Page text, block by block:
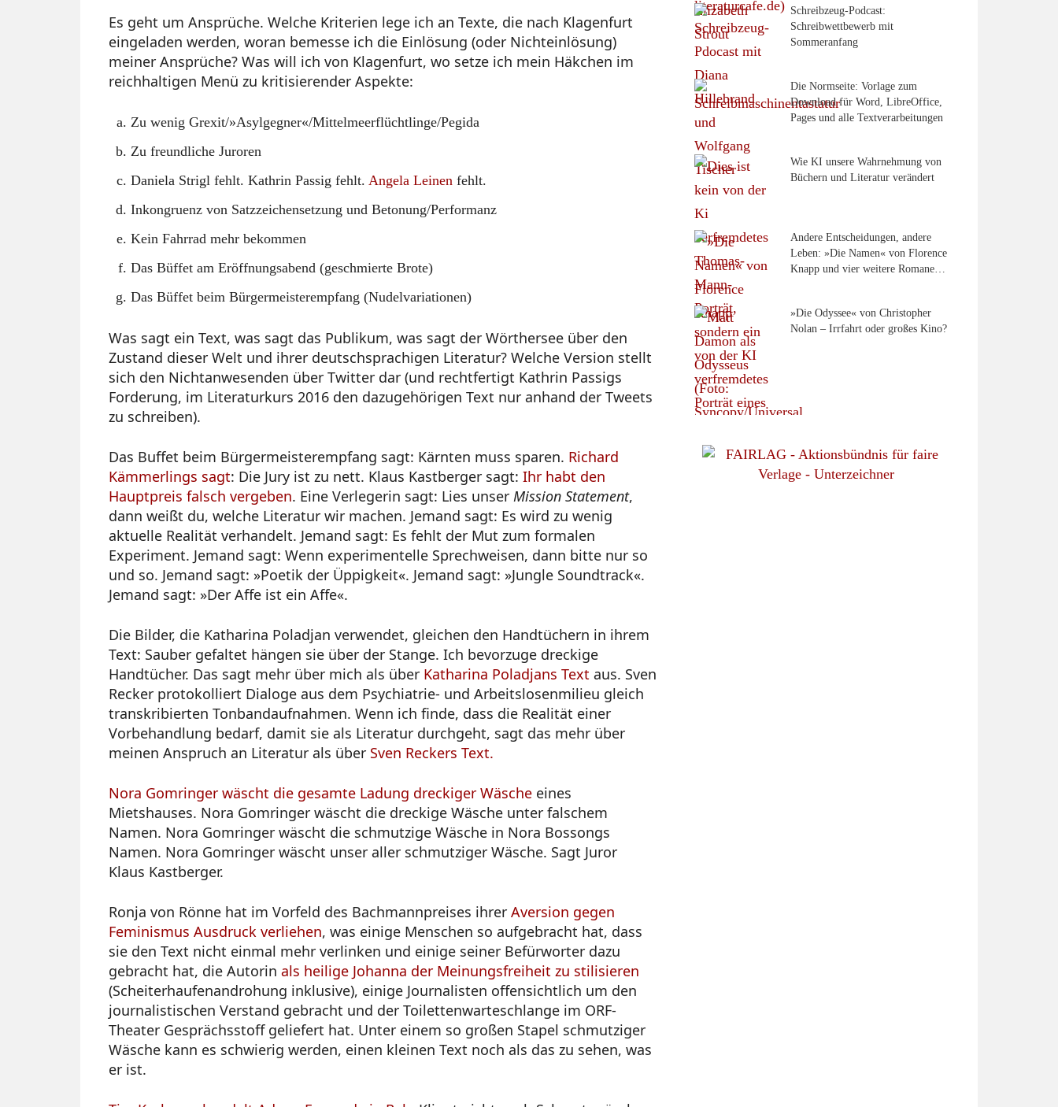
Es geht um Ansprüche. Welche Kriterien lege ich an Texte, die nach Klagenfurt
eingeladen werden, woran bemesse ich die Einlösung (oder Nichteinlösung)
meiner Ansprüche? Was will ich von Klagenfurt, wo setze ich mein Häkchen im
reichhaltigen Menü zu kritisierender Aspekte:
Zu wenig Grexit/»Asylgegner«/Mittelmeerflüchtlinge/Pegida
Zu freundliche Juroren
Daniela Strigl fehlt. Kathrin Passig fehlt. Angela Leinen fehlt.
Inkongruenz von Satzzeichensetzung und Betonung/Performanz
Kein Fahrrad mehr bekommen
Das Büffet am Eröffnungsabend (geschmierte Brote)
Das Büffet beim Bürgermeisterempfang (Nudelvariationen)
Was sagt ein Text, was sagt das Publikum, was sagt der Wörthersee über den
Zustand dieser Welt und ihrer deutschsprachigen Literatur? Welche Version stellt
sich den Nichtanwesenden über Twitter dar (und rechtfertigt Kathrin Passigs
Forderung, im Literaturkurs 2016 den dazugehörigen Text nur anhand der Tweets
zu schreiben).
Das Buffet beim Bürgermeisterempfang sagt: Kärnten muss sparen. Richard
Kämmerlings sagt: Die Jury ist zu nett. Klaus Kastberger sagt: Ihr habt den
Hauptpreis falsch vergeben. Eine Verlegerin sagt: Lies unser Mission Statement,
dann weißt du, welche Literatur wir machen. Jemand sagt: Es wird zu wenig
aktuelle Realität verhandelt. Jemand sagt: Es fehlt der Mut zum formalen
Experiment. Jemand sagt: Wenn experimentelle Sprechweisen, dann bitte nur so
und so. Jemand sagt: »Poetik der Üppigkeit«. Jemand sagt: »Jungle Soundtrack«.
Jemand sagt: »Der Affe ist ein Affe«.
Die Bilder, die Katharina Poladjan verwendet, gleichen den Handtüchern in ihrem
Text: Sauber gefaltet hängen sie über der Stange. Ich bevorzuge dreckige
Handtücher. Das sagt mehr über mich als über Katharina Poladjans Text aus. Sven
Recker protokolliert Dialoge aus dem Psychiatrie- und Arbeitslosenmilieu gleich
transkribierten Tonbandaufnahmen. Wenn ich finde, dass die Realität einer
Vorbehandlung bedarf, damit sie als Literatur durchgeht, sagt das mehr über
meinen Anspruch an Literatur als über Sven Reckers Text.
Nora Gomringer wäscht die gesamte Ladung dreckiger Wäsche eines
Mietshauses. Nora Gomringer wäscht die dreckige Wäsche unter falschem
Namen. Nora Gomringer wäscht die schmutzige Wäsche in Nora Bossongs
Namen. Nora Gomringer wäscht unser aller schmutziger Wäsche. Sagt Juror
Klaus Kastberger.
Ronja von Rönne hat im Vorfeld des Bachmannpreises ihrer Aversion gegen
Feminismus Ausdruck verliehen, was einige Menschen so aufgebracht hat, dass
sie den Text nicht einmal mehr verlinken und einige seiner Befürworter dazu
gebracht hat, die Autorin als heilige Johanna der Meinungsfreiheit zu stilisieren
(Scheiterhaufenandrohung inklusive), einige Journalisten offensichtlich um den
journalistischen Verstand gebracht und der Toilettenwarteschlange im ORF-
Theater Gesprächsstoff geliefert hat. Unter einem so großen Stapel schmutziger
Wäsche kann es schwierig werden, einen kleinen Text noch als das zu sehen, was
er ist.
Schreibzeug-Podcast:
Schreibwettbewerb mit
Sommeranfang
Die Normseite: Vorlage zum
Download für Word, LibreOffice,
Pages und alle Textverarbeitungen
Wie KI unsere Wahrnehmung von
Büchern und Literatur verändert
Andere Entscheidungen, andere
Leben: »Die Namen« von Florence
Knapp und vier weitere Romane…
»Die Odyssee« von Christopher
Nolan – Irrfahrt oder großes Kino?